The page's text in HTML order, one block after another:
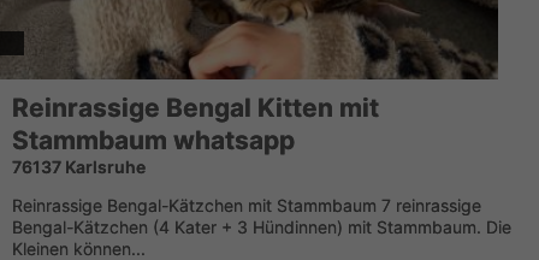
Reinrassige Bengal Kitten mit
Stammbaum whatsapp
76137 Karlsruhe
Reinrassige Bengal-Kätzchen mit Stammbaum 7 reinrassige
Bengal-Kätzchen (4 Kater + 3 Hündinnen) mit Stammbaum. Die
Kleinen können...